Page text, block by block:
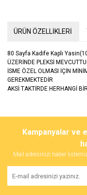
ÜRÜN ÖZELLİKLERİ
80 Sayfa Kadife Kaplı
ÜZERİNDE PLEKSİ
İSME ÖZEL OLMASI İÇİN
GEREKMEKTEDİR
AKSİ TAKTİRDE HERHANGİ
Bu
tarafımıza iletebilirsiniz.
Görüş ve önerileriniz için
Ürün resmi kalitesiz,
Ürün açıklamasında
Kampanyalar ve
Mail adresinizi haber